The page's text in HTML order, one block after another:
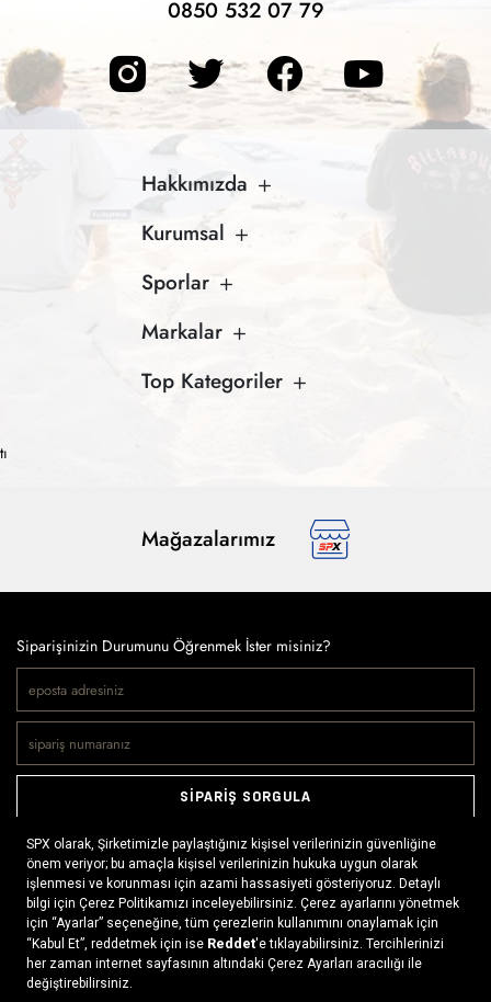
0850 532 07 79
Hakkımızda
Kurumsal
Sporlar
Markalar
Top Kategoriler
Mağazalarımız
Siparişinizin Durumunu Öğrenmek İster misiniz?
SİPARİŞ SORGULA
Doğaya ve spora tutkuyla bağlı olanların markası SPX, çeşitli
kategorilerde sunduğu spor giyim ürünleri, outdoor ayakkabılar,
ekipman ve aksesuarlar ile, her yerde ve her koşulda doğayla
buluşmayı mümkün kılıyor. Daima aktif bir yaşam tarzını
benimseyenlerin ihtiyaç duyabileceği her şey, SPX’in online
mağazasında ziyaretçilerin beğenisine sunuluyor.
x